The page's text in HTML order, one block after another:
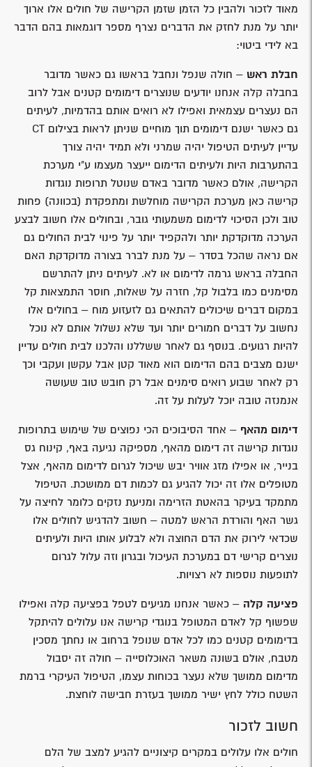
מאוד לזכור ולהבין כל הזמן שזמן הקרישה של חולים אלו ארוך
יותר על מנת לחזק את הדברים נצרף מספר דוגמאות בהם הדבר
בא לידי ביטוי:
חבלת ראש – חולה שנפל ונחבל בראשו גם כאשר מדובר
בחבלה קלה אנחנו יודעים שנוצרים דימומים קטנים אבל לרוב
הם נעצרים עצמאית ואפילו לא רואים אותם בהדמיות, לעיתים
גם כאשר ישנם דימומים תוך מוחיים שניתן לראות בצילום CT
עדיין לעיתים הטיפול יהיה שמרני ולא תמיד יהיה צורך
בהתערבות היות ולעיתים הדימום ייעצר מעצמו ע"י מערכת
הקרישה, אולם כאשר מדובר באדם שנוטל תרופות נוגדות
קרישה כאן מערכת הקרישה מוחלשת ומתפקדת (בכוונה) פחות
טוב ולכן הסיכוי לדימום משמעותי גובר, ובחולים אלו חשוב לבצע
הערכה מדוקדקת יותר ולהקפיד יותר על פינוי לבית החולים גם
אם נראה שהכל בסדר – על מנת לברר בצורה מדוקדקת האם
החבלה בראש גרמה לדימום או לא. לעיתים ניתן להתרשם
מסימנים כמו בלבול קל, חזרה על שאלות, חוסר התמצאות קל
במקום דברים שיכולים להתאים גם לזעזוע מוח – בחולים אלו
נחשוב על דברים חמורים יותר ועד שלא נשלול אותם לא נוכל
להיות רגועים. בנוסף גם לאחר ששללנו והלכנו לבית חולים עדיין
ישנם מצבים בהם הדימום הוא מאוד קטן אבל עקשן ועקבי וכך
רק לאחר שבוע רואים סימנים אבל רק חובש טוב שעושה
אנמנזה טובה יוכל לעלות על זה.
דימום מהאף – אחד הסיבוכים הכי נפוצים של שימוש בתרופות
נוגדות קרישה זה דימום מהאף, מספיקה נגיעה באף, קינוח גס
בנייר, או אפילו מזג אוויר יבש שיכול לגרום לדימום מהאף, אצל
מטופלים אלו זה יכול להגיע גם לכמות דם ממושכת. הטיפול
מתמקד בעיקר בהאטת הזרימה ומניעת נזקים כלומר לחיצה על
גשר האף והורדת הראש למטה – חשוב להדגיש לחולים אלו
שכדאי לירוק את הדם החוצה ולא לבלוע אותו היות ולעיתים
נוצרים קרישי דם במערכת העיכול ובגרון וזה עלול לגרום
לתופעות נוספות לא רצויות.
פציעה קלה – כאשר אנחנו מגיעים לטפל בפציעה קלה ואפילו
שפשוף קל לאדם המטופל בנוגדי קרישה אנו עלולים להיתקל
בדימומים קטנים כמו לכל אדם שנופל ברחוב או נחתך מסכין
מטבח, אולם בשונה משאר האוכלוסייה – חולה זה יסבול
מדימום ממושך שלא נעצר בכוחות עצמו, הטיפול העיקרי ברמת
השטח כולל לחץ ישיר ממושך בעזרת חבישה לוחצת.
חשוב לזכור
חולים אלו עלולים במקרים קיצוניים להגיע למצב של הלם